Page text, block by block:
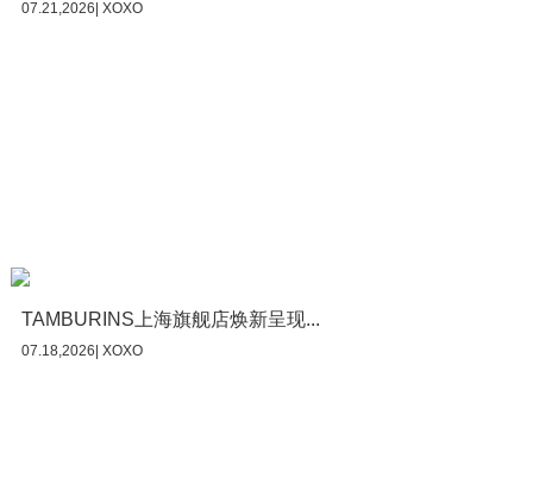
07.21,2026| XOXO
TAMBURINS上海旗舰店焕新呈现...
07.18,2026| XOXO